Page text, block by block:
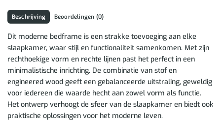
Beschrijving Beoordelingen (0)
Dit moderne bedframe is een strakke toevoeging aan elke
slaapkamer, waar stijl en functionaliteit samenkomen. Met zijn
rechthoekige vorm en rechte lijnen past het perfect in een
minimalistische inrichting. De combinatie van stof en
engineered wood geeft een gebalanceerde uitstraling, geweldig
voor iedereen die waarde hecht aan zowel vorm als functie.
Het ontwerp verhoogt de sfeer van de slaapkamer en biedt ook
praktische oplossingen voor het moderne leven.